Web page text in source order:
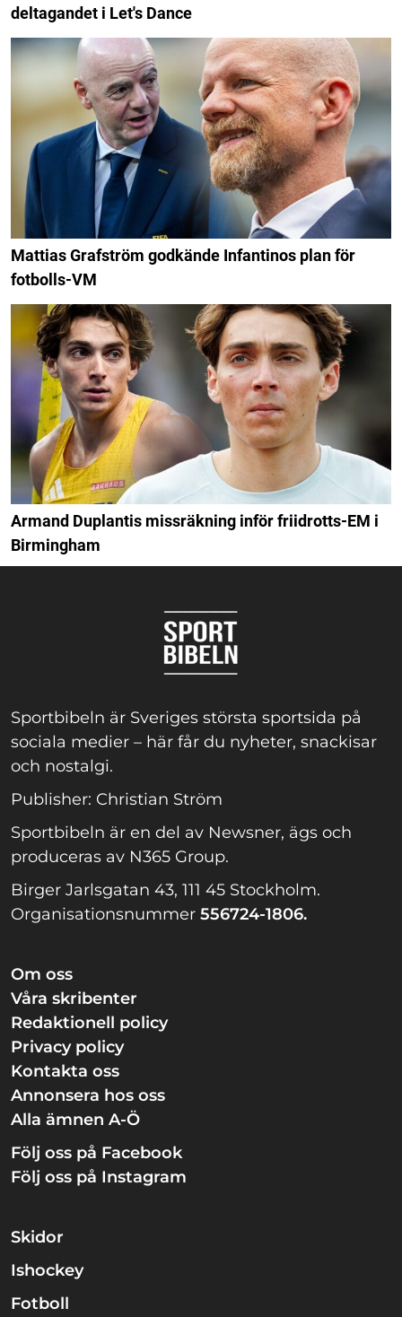
deltagandet i Let's Dance
Mattias Grafström godkände Infantinos plan för
fotbolls-VM
Armand Duplantis missräkning inför friidrotts-EM i
Birmingham
Sportbibeln är Sveriges största sportsida på
sociala medier – här får du nyheter, snackisar
och nostalgi.
Publisher: Christian Ström
Sportbibeln är en del av Newsner, ägs och
produceras av N365 Group.
Birger Jarlsgatan 43, 111 45 Stockholm.
Organisationsnummer 556724-1806.
Om oss
Våra skribenter
Redaktionell policy
Privacy policy
Kontakta oss
Annonsera hos oss
Alla ämnen A-Ö
Följ oss på Facebook
Följ oss på Instagram
Skidor
Ishockey
Fotboll